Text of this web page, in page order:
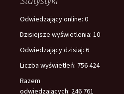
Odwiedzający online: 0
Dzisiejsze wyświetlenia: 10
Odwiedzający dzisiaj: 6
Liczba wyświetleń: 756 424
Razem
odwiedzających: 246 761